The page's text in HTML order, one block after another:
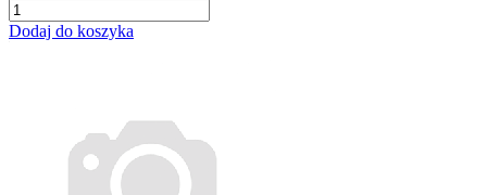
Dodaj do koszyka